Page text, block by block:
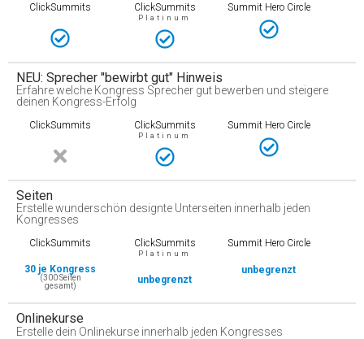
ClickSummits ClickSummits
Platinum
Summit Hero Circle
NEU: Sprecher "bewirbt gut" Hinweis
Erfahre welche Kongress Sprecher gut bewerben und steigere
deinen Kongress-Erfolg
ClickSummits ClickSummits
Platinum
Summit Hero Circle
Seiten
Erstelle wunderschön designte Unterseiten innerhalb jeden
Kongresses
ClickSummits
30 je Kongress
(300 Seiten
gesamt)
ClickSummits
Platinum
unbegrenzt
Summit Hero Circle
unbegrenzt
Onlinekurse
Erstelle dein Onlinekurse innerhalb jeden Kongresses